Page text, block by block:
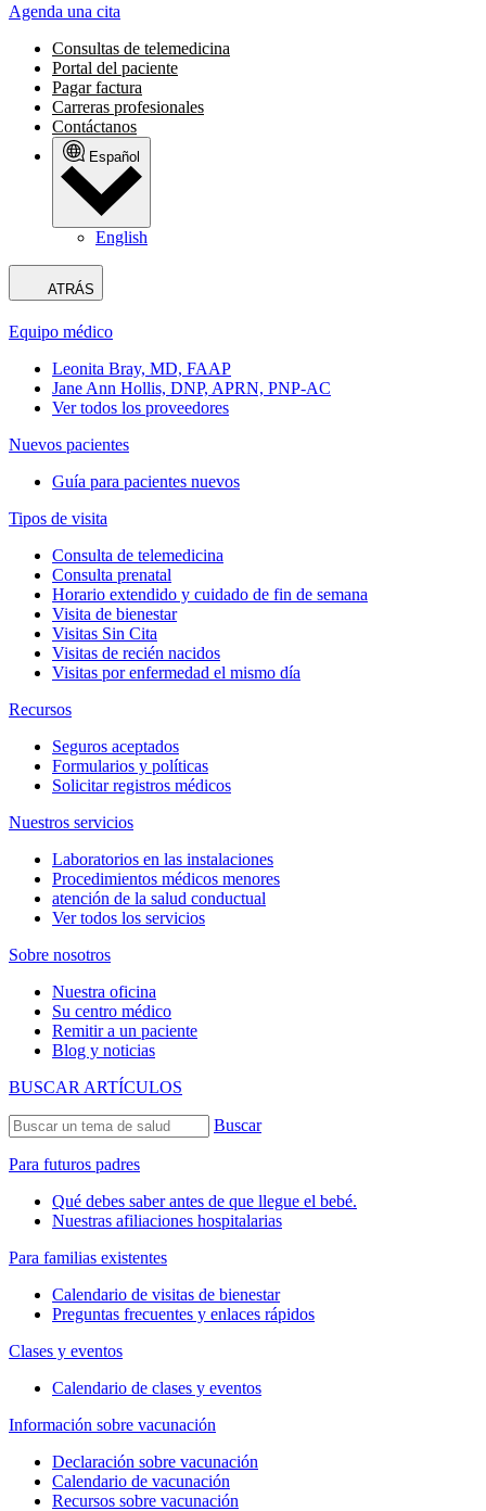
Agenda una cita
Consultas de telemedicina
Portal del paciente
Pagar factura
Carreras profesionales
Contáctanos
Español
English
ATRÁS
Equipo médico
Leonita Bray, MD, FAAP
Jane Ann Hollis, DNP, APRN, PNP-AC
Ver todos los proveedores
Nuevos pacientes
Guía para pacientes nuevos
Tipos de visita
Consulta de telemedicina
Consulta prenatal
Horario extendido y cuidado de fin de semana
Visita de bienestar
Visitas Sin Cita
Visitas de recién nacidos
Visitas por enfermedad el mismo día
Recursos
Seguros aceptados
Formularios y políticas
Solicitar registros médicos
Nuestros servicios
Laboratorios en las instalaciones
Procedimientos médicos menores
atención de la salud conductual
Ver todos los servicios
Sobre nosotros
Nuestra oficina
Su centro médico
Remitir a un paciente
Blog y noticias
BUSCAR ARTÍCULOS
Buscar
Para futuros padres
Qué debes saber antes de que llegue el bebé.
Nuestras afiliaciones hospitalarias
Para familias existentes
Calendario de visitas de bienestar
Preguntas frecuentes y enlaces rápidos
Clases y eventos
Calendario de clases y eventos
Información sobre vacunación
Declaración sobre vacunación
Calendario de vacunación
Recursos sobre vacunación